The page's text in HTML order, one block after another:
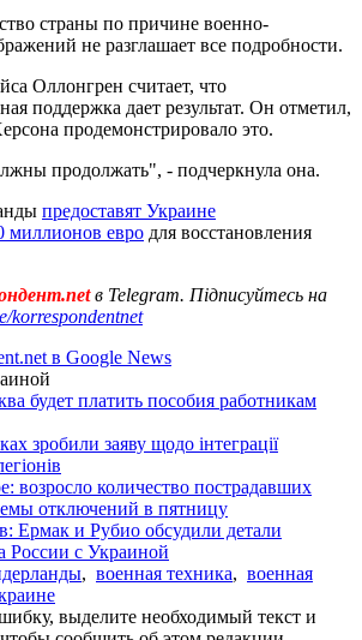
страны по причине военно-
не разглашает все подробности.
Оллонгрен считает, что
поддержка дает результат. Он отметил,
продемонстрировало это.
продолжать", - подчеркнула она.
предоставят Украине
миллионов евро для восстановления
в Telegram. Підписуйтесь на
korrespondentnet
в Google News
будет платить пособия работникам
зробили заяву щодо інтеграції
возросло количество пострадавших
отключений в пятницу
Ермак и Рубио обсудили детали
России с Украиной
, военная техника, военная
выделите необходимый текст и